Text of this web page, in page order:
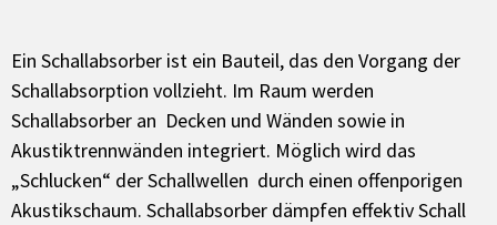
Ein Schallabsorber ist ein Bauteil, das den Vorgang der
Schallabsorption vollzieht. Im Raum werden
Schallabsorber an Decken und Wänden sowie in
Akustiktrennwänden integriert. Möglich wird das
„Schlucken“ der Schallwellen durch einen offenporigen
Akustikschaum. Schallabsorber dämpfen effektiv Schall